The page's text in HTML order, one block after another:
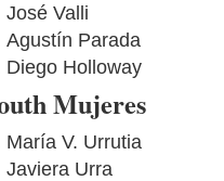
José Valli
Agustín Parada
Diego Holloway
Mujeres
María V. Urrutia
Javiera Urra